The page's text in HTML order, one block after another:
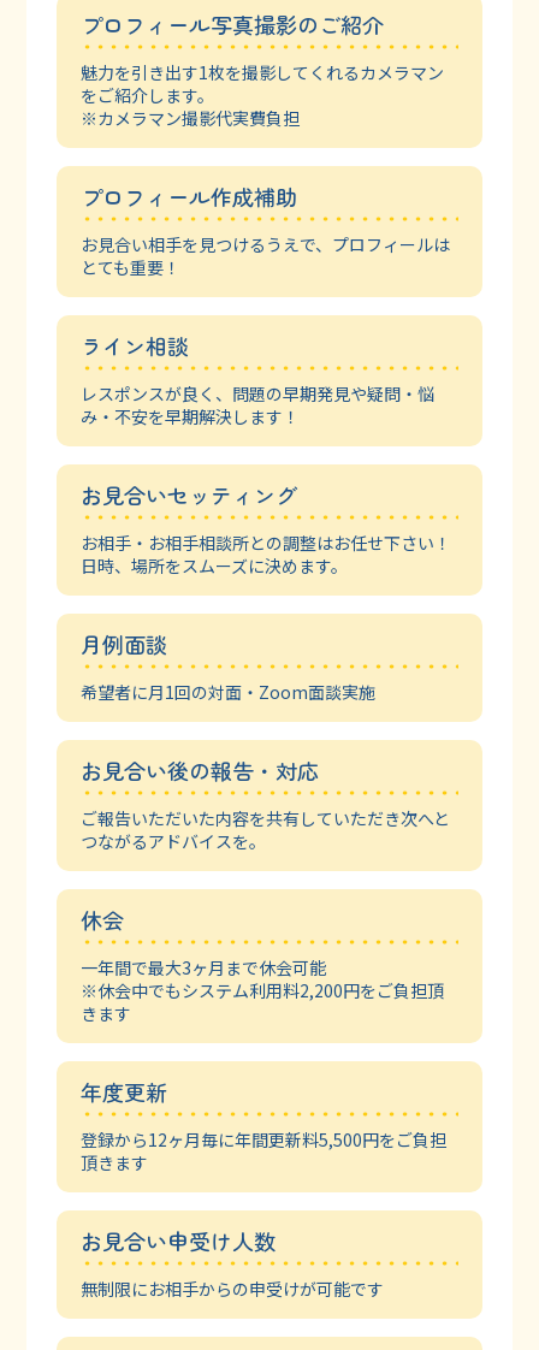
プロフィール写真撮影のご紹介
魅力を引き出す1枚を撮影してくれるカメラマン
をご紹介します。
※カメラマン撮影代実費負担
プロフィール作成補助
お見合い相手を見つけるうえで、 プロフィールは
とても重要！
ライン相談
レスポンスが良く、問題の早期発見や疑問・悩
み・不安を早期解決します！
お見合いセッティング
お相手・お相手相談所との調整はお任せ下さい！
日時、場所をスムーズに決めます。
月例面談
希望者に月1回の対面・Zoom面談実施
お見合い後の報告・対応
ご報告いただいた内容を共有していただき次へと
つながるアドバイスを。
休会
一年間で最大3ヶ月まで休会可能
※休会中でもシステム利用料2,200円をご負担頂
きます
年度更新
登録から12ヶ月毎に年間更新料5,500円をご負担
頂きます
お見合い申受け人数
無制限にお相手からの申受けが可能です